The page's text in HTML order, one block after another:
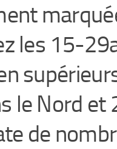
les 15-
le Nord et
de